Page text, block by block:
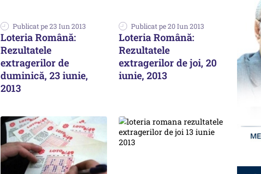
Publicat pe 23 Iun 2013
Loteria Română:
Rezultatele
extragerilor de
duminică, 23 iunie,
2013
Publicat pe 20 Iun 2013
Loteria Română:
Rezultatele
extragerilor de joi, 20
iunie, 2013